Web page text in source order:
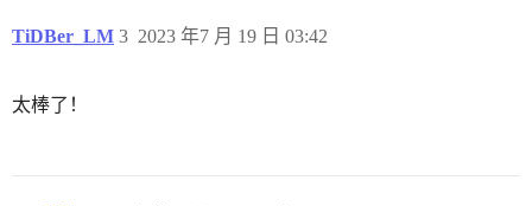
TiDBer_LM 2023 年7 月 19 日 03:42
3
太棒了！